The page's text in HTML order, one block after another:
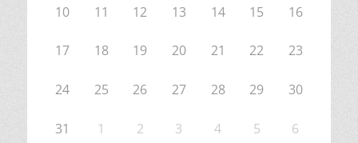
10 11 12 13 14 15 16
17 18 19 20 21 22 23
24 25 26 27 28 29 30
31 1 2 3 4 5 6